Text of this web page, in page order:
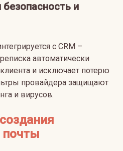
безопасность и
с CRM –
автоматически
и исключает потерю
провайдера защищают
и вирусов.
почты